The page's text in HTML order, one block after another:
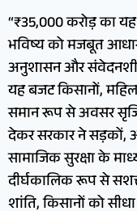
“₹35,000 करोड़ का
भविष्य को मजबूत
अनुशासन और
यह बजट किसानों,
समान रूप से अवसर
देकर सरकार ने सड़कों,
सामाजिक सुरक्षा के
दीर्घकालिक रूप से
शांति, किसानों को